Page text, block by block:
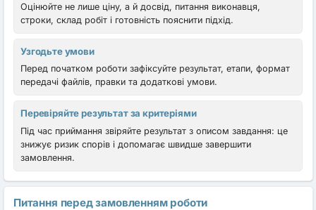
Оцінюйте не лише ціну, а й досвід, питання виконавця,
строки, склад робіт і готовність пояснити підхід.
Узгодьте умови
Перед початком роботи зафіксуйте результат, етапи, формат
передачі файлів, правки та додаткові умови.
Перевіряйте результат за критеріями
Під час приймання звіряйте результат з описом завдання: це
знижує ризик спорів і допомагає швидше завершити
замовлення.
Питання перед замовленням роботи